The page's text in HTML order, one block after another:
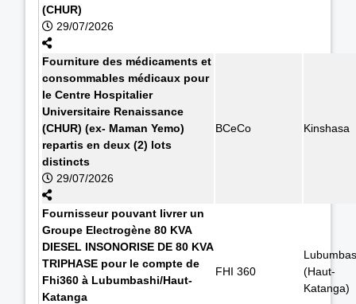
(CHUR)
29/07/2026
Fourniture des médicaments et
consommables médicaux pour
le Centre Hospitalier
Universitaire Renaissance
(CHUR) (ex- Maman Yemo)
repartis en deux (2) lots
distincts
29/07/2026
BCeCo Kinshasa
Fournisseur pouvant livrer un
Groupe Electrogène 80 KVA
DIESEL INSONORISE DE 80 KVA
TRIPHASE pour le compte de
Fhi360 à Lubumbashi/Haut-
Katanga
FHI 360
(Haut-
Katanga)